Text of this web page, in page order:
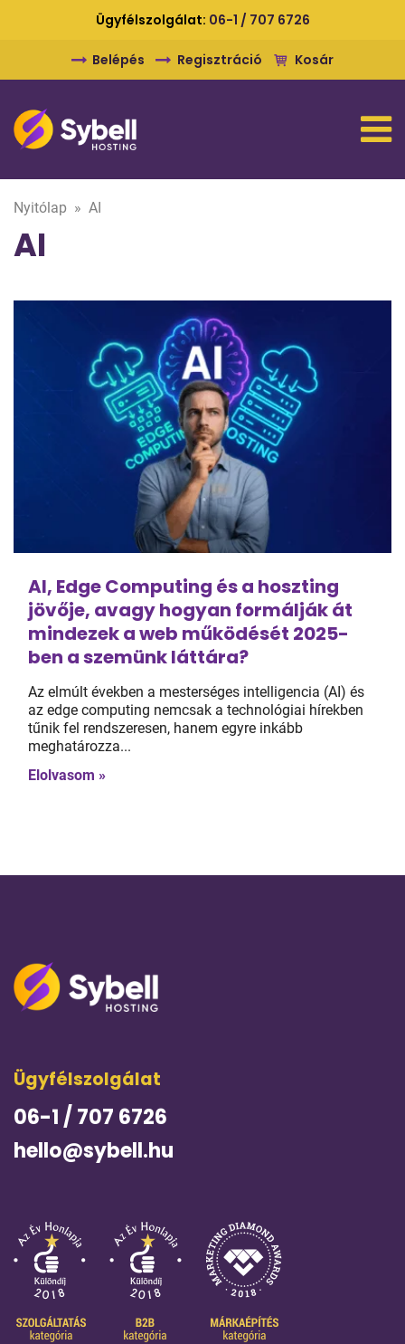
Ügyfélszolgálat: 06-1 / 707 6726
Belépés Regisztráció Kosár
Nyitólap » AI
AI
AI, Edge Computing és a hoszting
jövője, avagy hogyan formálják át
mindezek a web működését 2025-
ben a szemünk láttára?
Az elmúlt években a mesterséges intelligencia (AI) és
az edge computing nemcsak a technológiai hírekben
tűnik fel rendszeresen, hanem egyre inkább
meghatározza...
Elolvasom »
Ügyfélszolgálat
06-1 / 707 6726
hello@sybell.hu